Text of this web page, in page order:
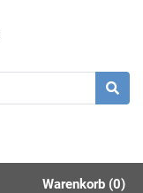
Warenkorb (0)